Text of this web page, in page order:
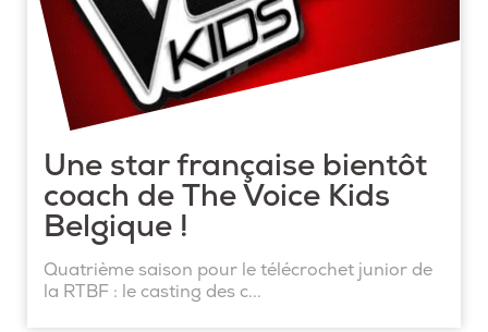
Une star française bientôt
coach de The Voice Kids
Belgique !
Quatrième saison pour le télécrochet junior de
la RTBF : le casting des c...